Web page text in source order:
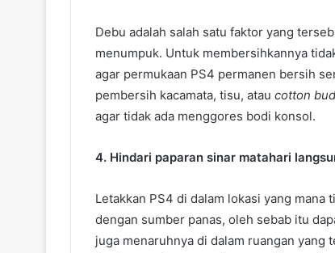
Debu adalah salah satu faktor yang
menumpuk. Untuk membersihkannya
agar permukaan PS4 permanen bersih
pembersih kacamata, tisu, atau cotton bud
agar tidak ada menggores bodi konsol.
4. Hindari paparan sinar matahari
Letakkan PS4 di dalam lokasi yang
dengan sumber panas, oleh sebab itu
juga menaruhnya di dalam ruangan